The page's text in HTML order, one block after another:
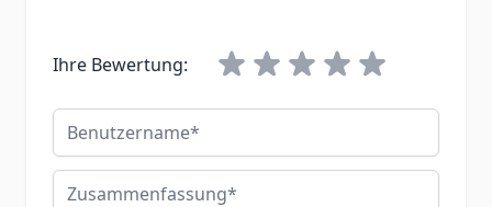
Ihre Bewertung:
Benutzername
Zusammenfassung